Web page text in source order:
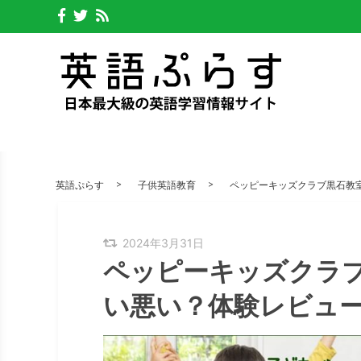
英語ぷらす 子供英語教育 ペッピーキッズクラブ黒石教
2024年3月31日
ペッピーキッズクラ
い悪い？体験レビュ